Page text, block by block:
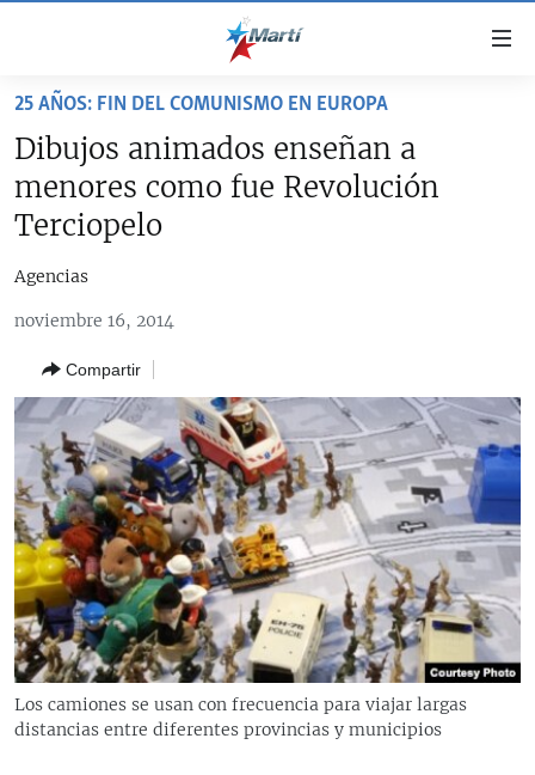
accesibilidad
contenido
principal
navegación
principal
la
búsqueda
CUBA
SOBRE CUBA
ESTADOS UNIDOS
DEPORTES
ARTE Y ENTRETENIMIENTO
OPINIÓN GRÁFICA
AUDIOVISUALES MARTÍ
RADIO MARTÍ
ESPECIALES
ESPECIALES
LA REALIDAD DE LA VIVIENDA EN CUBA
SER VIEJO EN CUBA
MULTIMEDIA
EDITORIALES
25 AÑOS: FIN DEL COMUNISMO EN EUROPA
Dibujos animados enseñan a
menores como fue Revolución
Terciopelo
Agencias
noviembre 16, 2014
Compartir
Los camiones se usan con frecuencia para viajar largas
distancias entre diferentes provincias y municipios